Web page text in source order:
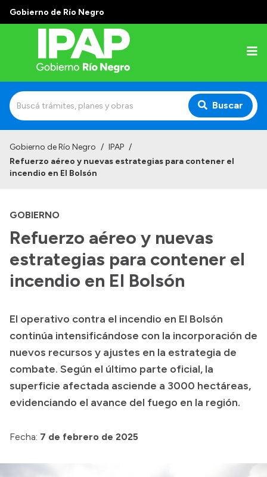
Gobierno de Río Negro
Buscar
Institucional
Autoridades
Alumnos
Docentes y Capacitadores
Delegaciones
Accesos directos
SIU GUARANÍ
SECUNDARIO
TECNICATURAS
Gobierno de Río Negro / IPAP /
Refuerzo aéreo y nuevas estrategias para contener el
incendio en El Bolsón
GOBIERNO
Refuerzo aéreo y nuevas
estrategias para contener el
incendio en El Bolsón
El operativo contra el incendio en El Bolsón
continúa intensificándose con la incorporación de
nuevos recursos y ajustes en la estrategia de
combate. Según el último parte oficial, la
superficie afectada asciende a 3000 hectáreas,
evidenciando el avance del fuego en la región.
Fecha: 7 de febrero de 2025